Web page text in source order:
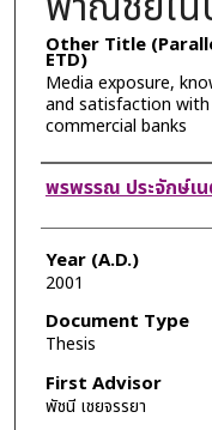
Other Title
ETD)
Media exposure,
and satisfaction with
commercial banks
Author
พรพรรณ ประจักษ์เ
Year (A.D.)
2001
Document Type
Thesis
First Advisor
พัชนี เชยจรรยา